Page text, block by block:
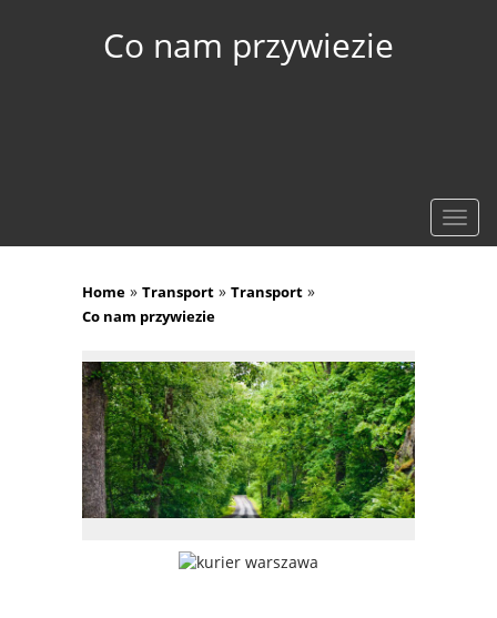
Co nam przywiezie
Home » Transport » Transport »
Co nam przywiezie